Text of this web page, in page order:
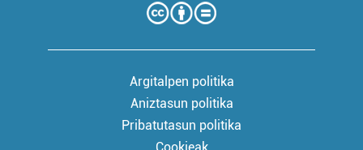
Argitalpen politika
Aniztasun politika
Pribatutasun politika